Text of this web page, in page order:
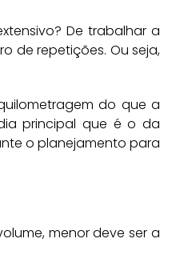
De trabalhar a
de repetições. Ou seja,
do que a
principal que é o da
o planejamento para
menor deve ser a